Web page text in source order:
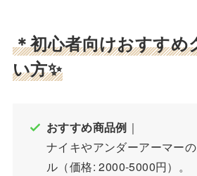
＊初心者向けおすすめ
い方✨
おすすめ商品例 ｜
ナイキやアンダーアーマー
ル（価格: 2000-5000円）。